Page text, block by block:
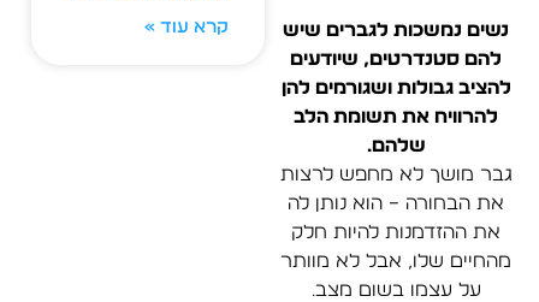
נשים נמשכות לגברים שיש
להם סטנדרטים, שיודעים
להציב גבולות ושגורמים להן
להרוויח את תשומת הלב
שלהם.
גבר מושך לא מחפש לרצות
את הבחורה – הוא נותן לה
את ההזדמנות להיות חלק
מהחיים שלו, אבל לא מוותר
על עצמו בשום מצב.
קרא עוד »